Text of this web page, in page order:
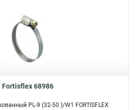
Fortisflex 68986
PL-9 (32-50 )/W1 FORTISFLEX